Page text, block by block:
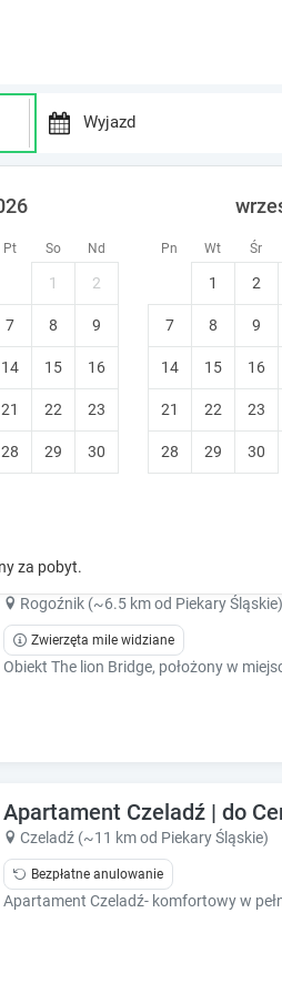
d
w
a
e
y
t
o
i
c
t
w
i
t
Pt So Nd Pn Wt Śr
1 2
7 8 9
14 15 16
21 22 23
28 29 30
1 2
7 8 9
14 15 16
21 22 23
28 29 30
za pobyt.
Apartamenty Piekary
Piekary Śląskie
The lion Bridge
Rogoźnik (~6.5 km od Piekary Śląskie)
Zwierzęta mile widziane
Apartament Czeladź | do
Czeladź (~11 km od Piekary Śląskie)
Bezpłatne anulowanie